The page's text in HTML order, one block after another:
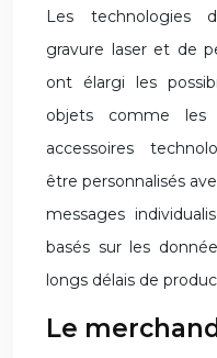
Les technologies
gravure laser et de
ont élargi les
objets comme
accessoires
être personnalisés
messages
basés sur les
longs délais de
Le